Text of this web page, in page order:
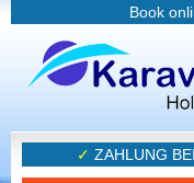
Book
✓ ZAHLUNG